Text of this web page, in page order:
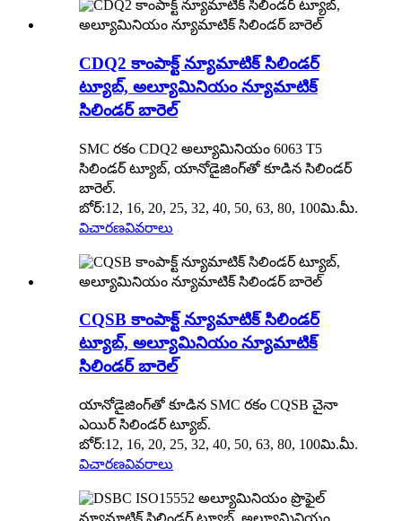
CDQ2 కాంపాక్ట్ న్యూమాటిక్ సిలిండర్
ట్యూబ్, అల్యూమినియం న్యూమాటిక్
సిలిండర్ బారెల్
SMC రకం CDQ2 అల్యూమినియం 6063 T5
సిలిండర్ ట్యూబ్, యానోడైజింగ్‌తో కూడిన సిలిండర్
బారెల్.
బోర్:12, 16, 20, 25, 32, 40, 50, 63, 80, 100మి.మీ.
విచారణవివరాలు
CQSB కాంపాక్ట్ న్యూమాటిక్ సిలిండర్
ట్యూబ్, అల్యూమినియం న్యూమాటిక్
సిలిండర్ బారెల్
యానోడైజింగ్‌తో కూడిన SMC రకం CQSB చైనా
ఎయిర్ సిలిండర్ ట్యూబ్.
బోర్:12, 16, 20, 25, 32, 40, 50, 63, 80, 100మి.మీ.
విచారణవివరాలు